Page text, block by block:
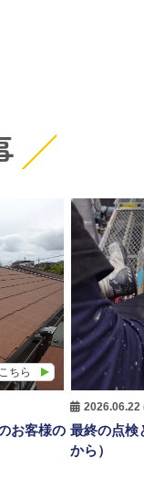
ちら
お客様の
2026.06.22
最終の点検
から）